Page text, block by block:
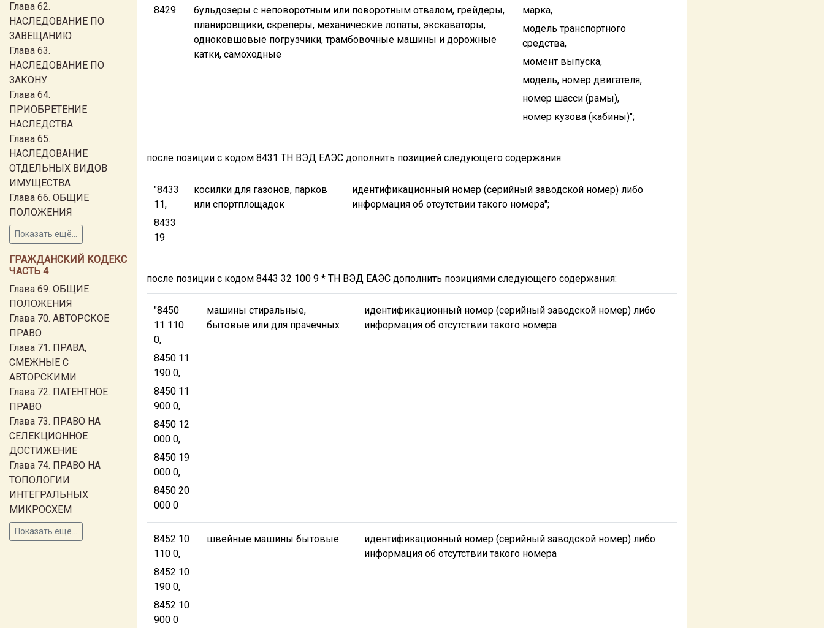
Глава 62.
НАСЛЕДОВАНИЕ ПО
ЗАВЕЩАНИЮ
Глава 63.
НАСЛЕДОВАНИЕ ПО
ЗАКОНУ
Глава 64.
ПРИОБРЕТЕНИЕ
НАСЛЕДСТВА
Глава 65.
НАСЛЕДОВАНИЕ
ОТДЕЛЬНЫХ ВИДОВ
ИМУЩЕСТВА
Глава 66. ОБЩИЕ
ПОЛОЖЕНИЯ
Показать ещё...
ГРАЖДАНСКИЙ КОДЕКС
ЧАСТЬ 4
Глава 69. ОБЩИЕ
ПОЛОЖЕНИЯ
Глава 70. АВТОРСКОЕ
ПРАВО
Глава 71. ПРАВА,
СМЕЖНЫЕ С
АВТОРСКИМИ
Глава 72. ПАТЕНТНОЕ
ПРАВО
Глава 73. ПРАВО НА
СЕЛЕКЦИОННОЕ
ДОСТИЖЕНИЕ
Глава 74. ПРАВО НА
ТОПОЛОГИИ
ИНТЕГРАЛЬНЫХ
МИКРОСХЕМ
Показать ещё...
8429
бульдозеры с неповоротным или поворотным отвалом, грейдеры,
планировщики, скреперы, механические лопаты, экскаваторы,
одноковшовые погрузчики, трамбовочные машины и дорожные
катки, самоходные
марка,
модель транспортного
средства,
момент выпуска,
модель, номер двигателя,
номер шасси (рамы),
номер кузова (кабины)";
после позиции с кодом 8431 ТН ВЭД ЕАЭС дополнить позицией следующего содержания:
"8433
11,
8433
19
косилки для газонов, парков
или спортплощадок
идентификационный номер (серийный заводской номер) либо
информация об отсутствии такого номера";
после позиции с кодом 8443 32 100 9 * ТН ВЭД ЕАЭС дополнить позициями следующего содержания:
"8450
11 110
0,
8450 11
190 0,
8450 11
900 0,
8450 12
000 0,
8450 19
000 0,
8450 20
000 0
машины стиральные,
бытовые или для прачечных
идентификационный номер (серийный заводской номер) либо
информация об отсутствии такого номера
8452 10
110 0,
8452 10
190 0,
8452 10
900 0
швейные машины бытовые
идентификационный номер (серийный заводской номер) либо
информация об отсутствии такого номера